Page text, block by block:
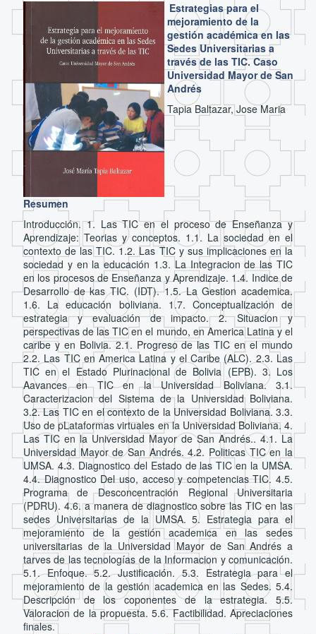
Estrategias para el
mejoramiento de la
gestión académica en las
Sedes Universitarias a
través de las TIC. Caso
Universidad Mayor de San
Andrés
Tapia Baltazar, Jose Maria
Resumen
Introducción. 1. Las TIC en el proceso de Enseñanza y
Aprendizaje: Teorias y conceptos. 1.1. La sociedad en el
contexto de las TIC. 1.2. Las TIC y sus implicaciones en la
sociedad y en la educación 1.3. La Integracion de las TIC
en los procesos de Enseñanza y Aprendizaje. 1.4. Indice de
Desarrollo de kas TIC. (IDT). 1.5. La Gestion academica.
1.6. La educación boliviana. 1.7. Conceptualización de
estrategia y evaluación de impacto. 2. Situacion y
perspectivas de las TIC en el mundo, en America Latina y el
caribe y en Bolivia. 2.1. Progreso de las TIC en el mundo
2.2. Las TIC en America Latina y el Caribe (ALC). 2.3. Las
TIC en el Estado Plurinacional de Bolivia (EPB). 3. Los
Aavances en TIC en la Universidad Boliviana. 3.1.
Caracterizacion del Sistema de la Universidad Boliviana.
3.2. Las TIC en el contexto de la Universidad Boliviana. 3.3.
Uso de pLataformas virtuales en la Universidad Boliviana. 4.
Las TIC en la Universidad Mayor de San Andrés.. 4.1. La
Universidad Mayor de San Andrés. 4.2. Politicas TIC en la
UMSA. 4.3. Diagnostico del Estado de las TIC en la UMSA.
4.4. Diagnostico Del uso, acceso y competencias TIC. 4.5.
Programa de Desconcentración Regional Universitaria
(PDRU). 4.6. a manera de diagnostico sobre las TIC en las
sedes Universitarias de la UMSA. 5. Estrategia para el
mejoramiento de la gestión academica en las sedes
universitarias de la Universidad Mayor de San Andrés a
tarves de las tecnologías de la Informacion y comunicación.
5.1. Enfoque. 5.2. Justificación. 5.3. Estrategia para el
mejoramiento de la gestión academica en las Sedes. 5.4.
Descripción de los coponentes de la estrategia. 5.5.
Valoracion de la propuesta. 5.6. Factibilidad. Apreciaciones
finales.